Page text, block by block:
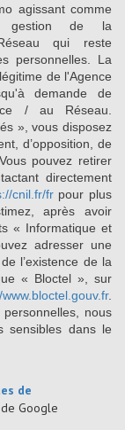
agissant comme
gestion de la
qui reste
personnelles. La
de l'Agence
demande de
/ au Réseau.
», vous disposez
d’opposition, de
pouvez retirer
directement
cnil.fr/frpour plus
après avoir
« Informatique et
adresser une
l’existence de la
« Bloctel », sur
.
nous
sensibles dans le
de
de Google